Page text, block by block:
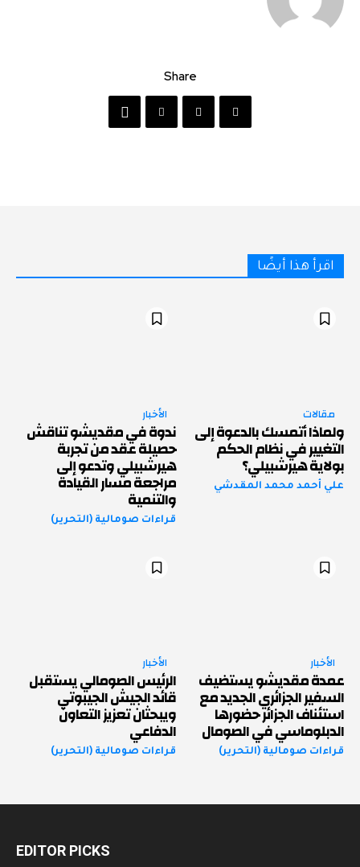
Share
اقرأ هذا أيضًا
مقالات
ولماذا أتمسك بالدعوة إلى
التغيير في نظام الحكم
بولاية هيرشبيلي؟
علي أحمد محمد المقدشي
الأخبار
ندوة في مقديشو تناقش
حصيلة عقد من تجربة
هيرشبيلي وتدعو إلى
مراجعة مسار القيادة
والتنمية
قراءات صومالية (التحرير)
الأخبار
عمدة مقديشو يستضيف
السفير الجزائري الجديد مع
استئناف الجزائر حضورها
الدبلوماسي في الصومال
قراءات صومالية (التحرير)
الأخبار
الرئيس الصومالي يستقبل
قائد الجيش الجيبوتي
ويبحثان تعزيز التعاون
الدفاعي
قراءات صومالية (التحرير)
EDITOR PICKS